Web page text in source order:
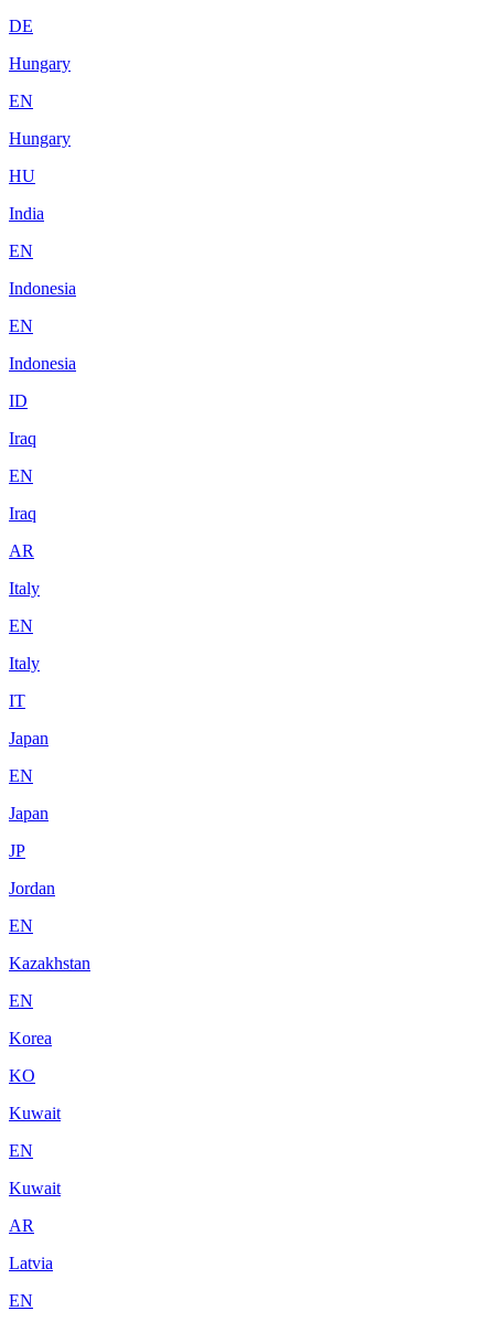
DE
Hungary
EN
Hungary
HU
India
EN
Indonesia
EN
Indonesia
ID
Iraq
EN
Iraq
AR
Italy
EN
Italy
IT
Japan
EN
Japan
JP
Jordan
EN
Kazakhstan
EN
Korea
KO
Kuwait
EN
Kuwait
AR
Latvia
EN